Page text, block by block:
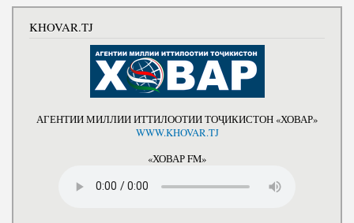
KHOVAR.TJ
АГЕНТИИ МИЛЛИИ ИТТИЛООТИИ ТОҶИКИСТОН «ХОВАР»
WWW.KHOVAR.TJ
«ХОВАР FM»